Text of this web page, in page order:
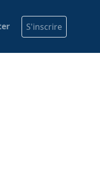
S'inscrire